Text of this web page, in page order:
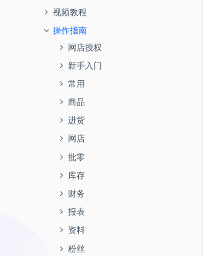
● 用一首歌的时间学会进货
● 序列号行业如何录入期初
● 服装行业如何录入期初
● 保质期批次行业如何录入期初
● 通用行业如何录入期初
● 9分钟上手视频-进销存
模块操作教学视频
● 职员及权限设置
成
● 如何开启店铺独立核算
● 怎么添加并登陆职员账号？
● 负库存如何开启以及效果
● 如何设计销售出库单（基本样
式）
● 如何设计销售出库单（高级样
式）
● 如何批量修改商品信息和SKU
● 如何完成生产组装
答疑视频
顺丰云打印设置
● 什么是可销售库存？
● 员工离职后，账号怎么处理？
● 登录用户和职员的区别是什
么？
● 多条码和条码重复怎么处理？
● 期初库存导入后如何修改
常用
● 单据草稿
● 单据审核中心
商品
价格管理
● 设置开单带出价格
● 商品信息
● 服务类商品
● 参考成本
● 条码生成格式
● 设置商品所属供应商
● 售价管理
● 往来单位编号设置
● 商品分类
● SKU管理
● 商品套餐管理
进货
受托代销
● 询价单
● 询价管理
● 进货换货单
● 进货退货单
● 进货入库单
● 进货订单管理
● 新增进货订单
批零
销售计划管理
委托代销
● 销售导入商品明细
● 销售费用
● 物价管理
● 促销管理
● 零售退货
● 零售开单
● 销售换货单
● 销售退货单
库存
委外加工
库存预警
库存盘点
内部领用单
● 报溢单
● 报损单
● 期初库存调整单
● 库存状况表
● 智能补货
财务
返利管理
发票管理
待摊费用
期末管理
固定资产
● 往来单位应收应付
● 付款单
● 预收款单
报表
零售报表
销售报表
进货报表
进货波动分析
销售波动分析
销售排行
库存报表
资料
往来单位
会员管理
● 存货仓库
● 仓库货位
● 费用支出
● 其他收入
系统
系统配置
基础配置
● 职员权限配置
● 店铺权限控制范围
● 电脑绑定
增值服务
短信功能
功能升级日志
● 5.7版本升级明细
● 5.6版本升级明细
● 5.5版本升级明细
● 5.4版本升级明细
● 5.3版本升级明细
● 5.2版本升级明细
● 5.1版本升级明细
● 5.0版本升级明细
● 网店ERP产品介绍视频
视频教程
期初流程性视频
● 网店ERP新手教学
● 保质期批次行业如何录入期初
● 服装行业如何录入期初
● 序列号行业如何录入期初
● 如何完成网店添加授权
● 如何完成商品的绑定
● 接口费怎么退款？
● 9分钟上手视频-进销存
模块操作教学视频
商仓鸟配的订单如何在系统里处
理
三分钟完成快手电子面单设计
唯品会MP电子面单配置
唯品会MP在网店后台如何配置
● 如何完成京东云打印模板设置
● 如何设置智能补货
● 如何设置汇总备货
● 如何给职员操作员自动计算提
成
● 售后管理-如何处理漏发、补
发、换货类型的售后
● 售后管理-如何处理仅退款、
答疑视频
● 退款退货的售后单，如何在系
统里处理
● 天猫优仓的业务场景及基本操
作
● 如何在系统里完成委外加工
● 不同平台物流单打印模板类型
如何选择
● 什么是可销售库存？
● 物流单打印偏移怎么办？
● 一个订单分多个包裹发货，如
何打印？
元气经销商操作视频
常规业务
常见问题
操作指南
网店授权
● 拼多多快团团
● 美团电商对接使用说明
● 微信视频号对接使用说明
● 快马对接网店ERP使用说明
● 快马对接进销存使用说明
● 天猫优仓如何配置，订单如何
在系统里处理
● 药师帮使用说明
● 网店设置
● 淘宝、天猫
● 天猫超市/国际直营店使用手
册
新手入门
● 预备工作—设置商家编码
● 商品下载与对应
● 网店业务处理
● 微信账号登录
● 淘宝账户登陆设置
常用
● 单据草稿
● 单据中心
● 单据审核中心
● 菜鸟云打印
● 库存状况表
商品
● 商品信息
● 成本算法
● 参考成本
● 是否计重（电子秤—称重）
● 条码生成格式
● 难度系数
● 商品分仓管理
● 往来单位编号设置
进货
● 新增进货订单
● 进货订单—交货提醒
● 进货入库单
● 进货订单—订金结算
● 进货入库单—录单配置
● 进货入库单—自定义导入模板
网店
● 商品下载与对应
● 商品对应规则配置
● 批量生成线上商家编码
● 线上商家编码维护
● 批量绑定、批量解绑
● 原始订单
批零
● 新增销售订单
● 销售订单管理
● 销售出库单
● 销售/进货业务——优惠分摊
● 销售出库单——录单配置
库存
● 库存状况表
● 期初库存查询
● 库存分布表
● 报损单
财务
● 往来单位应收应付
● 付款单
● 预收款单
报表
● 发货商品统计
资料
● 超期应付、超期应收管理
粉丝